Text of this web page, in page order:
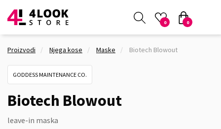
0 0
Proizvodi Njega kose Maske Biotech Blowout
GODDESS MAINTENANCE CO.
Biotech Blowout
leave-in maska